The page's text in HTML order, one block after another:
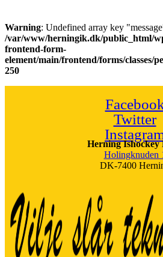
Warning: Undefined array key
/var/www/herningik.dk/public_html/
frontend-form-
element/main/frontend/forms/classes/
250
Twitter
Herning Ishockey
Holingknuden
DK-7400